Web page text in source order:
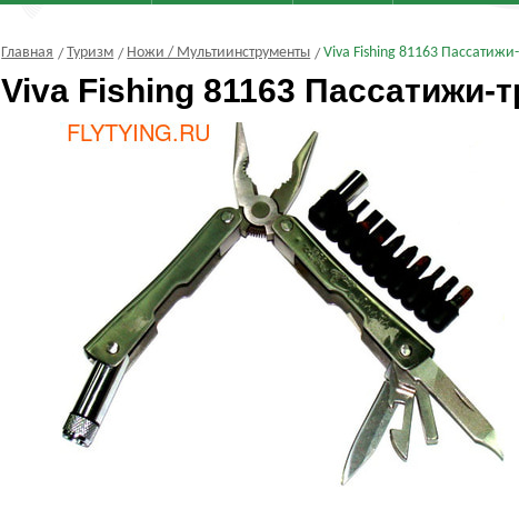
Главная Туризм Ножи / Мультиинструменты Viva Fishing 81163
Viva Fishing 81163